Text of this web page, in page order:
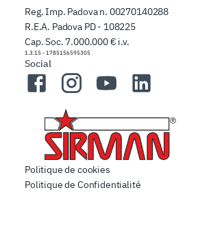
Reg. Imp. Padova n. 00270140288
R.E.A. Padova PD - 108225
Cap. Soc. 7.000.000 € i.v.
1.3.15 - 1785156595305
Social
FacebookInstagramYouTubeLinkedIn
Politique de cookies
Politique de Confidentialité